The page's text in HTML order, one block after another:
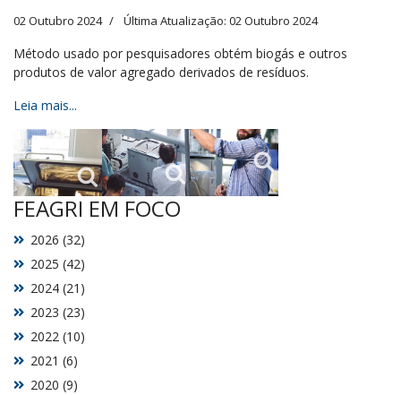
02 Outubro 2024 Última Atualização: 02 Outubro 2024
Método usado por pesquisadores obtém biogás e outros
produtos de valor agregado derivados de resíduos.
Leia mais...
FEAGRI EM FOCO
2020 (9)
2021 (6)
2022 (10)
2023 (23)
2024 (21)
2025 (42)
2026 (32)